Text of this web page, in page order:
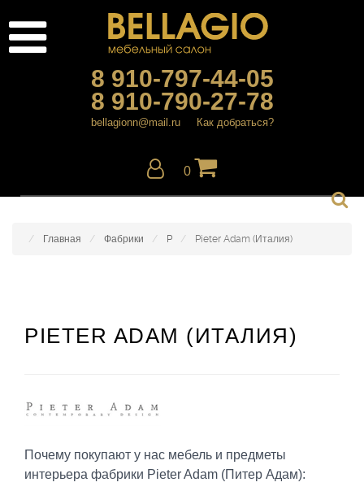
8 910-797-44-05
8 910-790-27-78
bellagionn@mail.ru Как добраться?
0
Главная Фабрики P Pieter Adam (Италия)
PIETER ADAM (ИТАЛИЯ)
Почему покупают у нас мебель и предметы
интерьера фабрики Pieter Adam (Питер Адам):